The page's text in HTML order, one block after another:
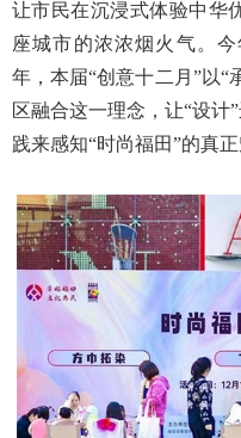
让市民在沉浸式体验中华
座城市的浓浓烟火气。
年，本届“创意十二月”以“
区融合这一理念，让“设计
践来感知“时尚福田”的真正